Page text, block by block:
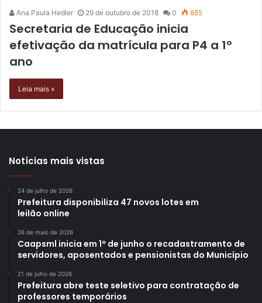
Ana Paula Hedler 29 de outubro de 2018 0 885
Secretaria de Educação inicia
efetivação da matrícula para P4 a 1º
ano
Leia mais »
Notícias mais vistas
24 de julho de 2026
Prefeitura disponibiliza 47 novos lotes em
leilão online
26 de maio de 2026
Caapsml inicia em 1º de junho o recadastramento de
servidores, aposentados e pensionistas do Município
21 de julho de 2026
Prefeitura abre teste seletivo para contratação de
professores temporários